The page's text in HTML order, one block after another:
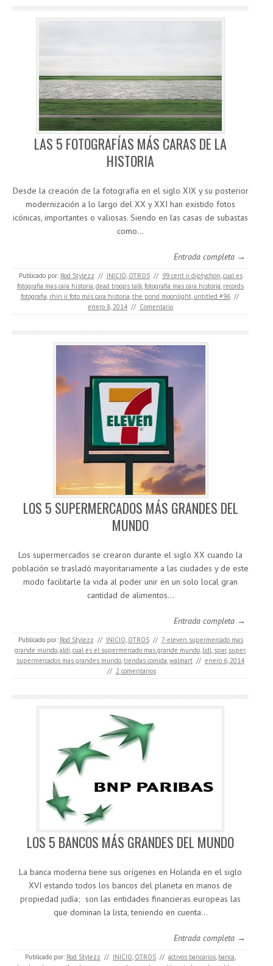
LAS 5 FOTOGRAFÍAS MÁS CARAS DE LA
HISTORIA
Desde la creación de la fotografía en el siglo XIX y su posterior
modernización a lo largo del XX y XXI han existido fotos
icónicas, importantes o valiosas. Siendo en las casas de subastas
como…
Entrada completa →
Publicado por: Rod Stylezz // INICIO, OTROS // 99 cent ii diptychon,cual es
fotografia mas cara historia,dead troops talk,fotografia mas cara historia, records
fotografia, rhin ii foto más cara historia,the pond moonlight, untitled #96 //
enero 8, 2014 // Comentario
LOS 5 SUPERMERCADOS MÁS GRANDES DEL
MUNDO
Los supermercados se crearon durante el siglo XX cuando la
población se trasladó mayoritariamente a las ciudades y de este
modo facilitarle la vida al poder unir en un solo local gran
cantidad de alimentos…
Entrada completa →
Publicado por: Rod Stylezz // INICIO, OTROS // 7-eleven supermercado mas
grande mundo,aldi,cual es el supermercado mas grande mundo, lidl, spar, super,
supermercados mas grandes mundo,tiendas comida,walmart // enero 6, 2014
// 2 comentarios
LOS 5 BANCOS MÁS GRANDES DEL MUNDO
La banca moderna tiene sus orígenes en Holanda en el siglo
XVI estando todos los bancos del planeta en manos de
propiedad judía; son las entidades financieras europeas las
que dominan la lista, teniendo en cuenta…
Entrada completa →
Publicado por: Rod Stylezz // INICIO, OTROS // activos bancarios, banca,